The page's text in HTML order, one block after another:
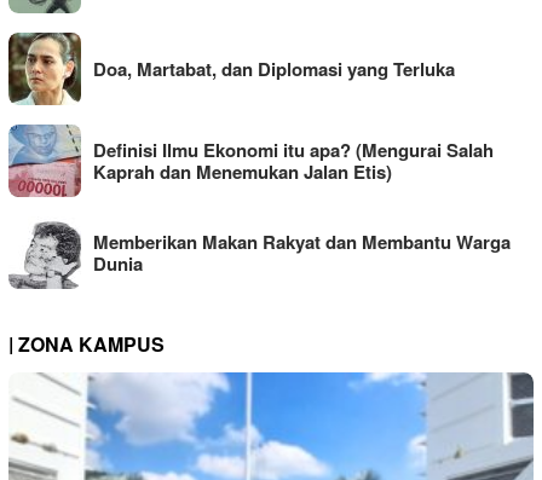
Doa, Martabat, dan Diplomasi yang Terluka
Definisi Ilmu Ekonomi itu apa? (Mengurai Salah
Kaprah dan Menemukan Jalan Etis)
Memberikan Makan Rakyat dan Membantu Warga
Dunia
| ZONA KAMPUS